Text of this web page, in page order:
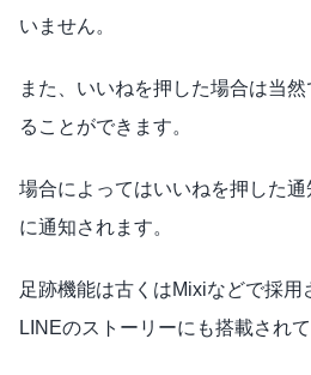
いません。
また、いいねを押した場合は当
ることができます。
場合によってはいいねを押した
に通知されます。
足跡機能は古くはMixiなどで採用
LINEのストーリーにも搭載されて